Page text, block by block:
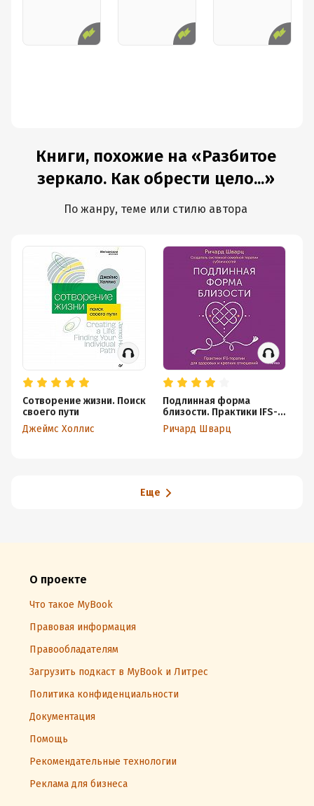
Книги, похожие на «Разбитое
зеркало. Как обрести цело...»
По жанру, теме или стилю автора
Сотворение жизни. Поиск
своего пути
Джеймс Холлис
Подлинная форма
близости. Практики IFS-
терапии для здоровых и
крепких отношений
Ричард Шварц
Еще
О проекте
Что такое MyBook
Правовая информация
Правообладателям
Загрузить подкаст в MyBook и Литрес
Политика конфиденциальности
Документация
Помощь
Рекомендательные технологии
Реклама для бизнеса